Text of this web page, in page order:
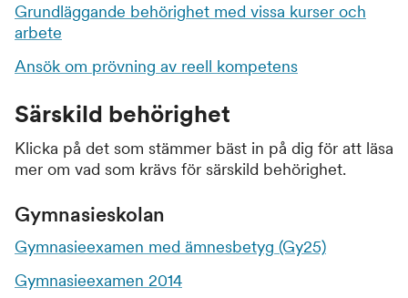
Grundläggande behörighet med vissa kurser och
arbete
Ansök om prövning av reell kompetens
Särskild behörighet
Klicka på det som stämmer bäst in på dig för att läsa
mer om vad som krävs för särskild behörighet.
Gymnasieskolan
Gymnasieexamen med ämnesbetyg (Gy25)
Gymnasieexamen 2014